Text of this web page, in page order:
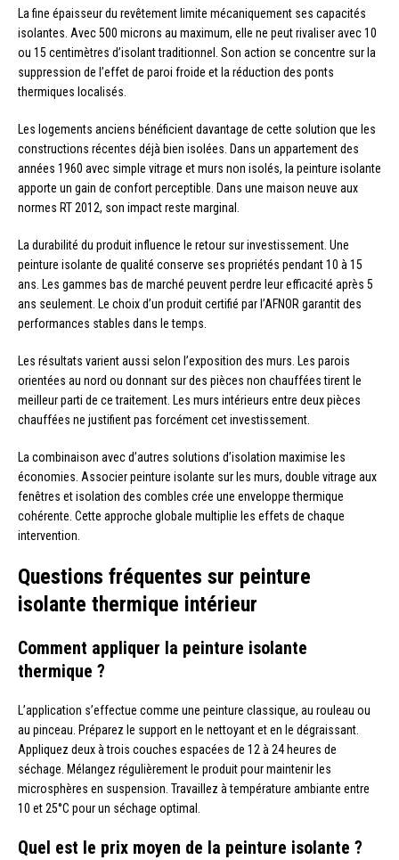
La fine épaisseur du revêtement limite mécaniquement ses capacités
isolantes. Avec 500 microns au maximum, elle ne peut rivaliser avec 10
ou 15 centimètres d’isolant traditionnel. Son action se concentre sur la
suppression de l’effet de paroi froide et la réduction des ponts
thermiques localisés.
Les logements anciens bénéficient davantage de cette solution que les
constructions récentes déjà bien isolées. Dans un appartement des
années 1960 avec simple vitrage et murs non isolés, la peinture isolante
apporte un gain de confort perceptible. Dans une maison neuve aux
normes RT 2012, son impact reste marginal.
La durabilité du produit influence le retour sur investissement. Une
peinture isolante de qualité conserve ses propriétés pendant 10 à 15
ans. Les gammes bas de marché peuvent perdre leur efficacité après 5
ans seulement. Le choix d’un produit certifié par l’AFNOR garantit des
performances stables dans le temps.
Les résultats varient aussi selon l’exposition des murs. Les parois
orientées au nord ou donnant sur des pièces non chauffées tirent le
meilleur parti de ce traitement. Les murs intérieurs entre deux pièces
chauffées ne justifient pas forcément cet investissement.
La combinaison avec d’autres solutions d’isolation maximise les
économies. Associer peinture isolante sur les murs, double vitrage aux
fenêtres et isolation des combles crée une enveloppe thermique
cohérente. Cette approche globale multiplie les effets de chaque
intervention.
Questions fréquentes sur peinture
isolante thermique intérieur
Comment appliquer la peinture isolante
thermique ?
L’application s’effectue comme une peinture classique, au rouleau ou
au pinceau. Préparez le support en le nettoyant et en le dégraissant.
Appliquez deux à trois couches espacées de 12 à 24 heures de
séchage. Mélangez régulièrement le produit pour maintenir les
microsphères en suspension. Travaillez à température ambiante entre
10 et 25°C pour un séchage optimal.
Quel est le prix moyen de la peinture isolante ?